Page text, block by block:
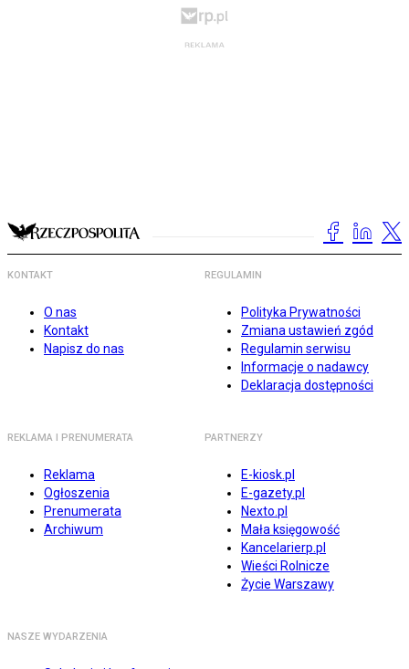
KONTAKT
O nas
Kontakt
Napisz do nas
REGULAMIN
Polityka Prywatności
Zmiana ustawień zgód
Regulamin serwisu
Informacje o nadawcy
Deklaracja dostępności
REKLAMA I PRENUMERATA
Reklama
Ogłoszenia
Prenumerata
Archiwum
PARTNERZY
E-kiosk.pl
E-gazety.pl
Nexto.pl
Mała księgowość
Kancelarierp.pl
Wieści Rolnicze
Życie Warszawy
NASZE WYDARZENIA